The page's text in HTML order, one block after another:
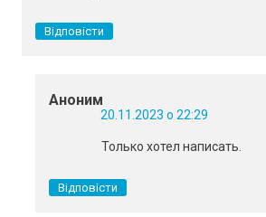
Відповісти
Аноним
20.11.2023 о 22:29
Только хотел написать.
Відповісти